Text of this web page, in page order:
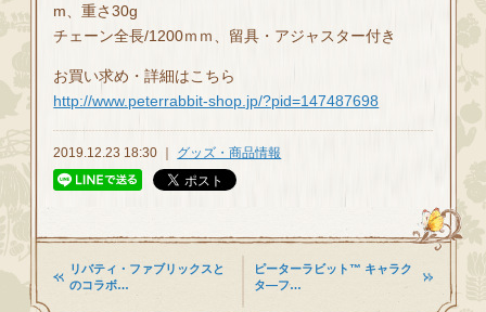
m、重さ30g
チェーン全長/1200ｍｍ、留具・アジャスター付き
お買い求め・詳細はこちら
http://www.peterrabbit-shop.jp/?pid=147487698
2019.12.23 18:30 ｜ グッズ・商品情報
リバティ・ファブリックスと
のコラボ…
ピーターラビット™ キャラク
タ―フ…